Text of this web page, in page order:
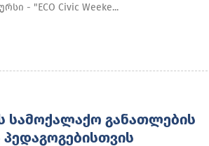
- "ECO Civic Weeke...
ᲡᲐᲛᲝᲥᲐᲚᲐᲥᲝ ᲒᲐᲜᲐᲗᲚᲔᲑᲘᲡ